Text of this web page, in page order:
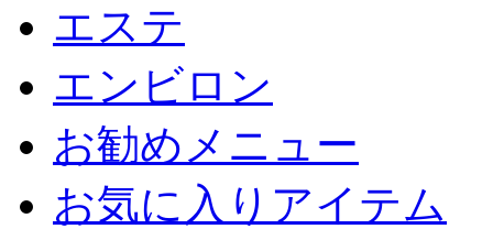
エステ
エンビロン
お勧めメニュー
お気に入りアイテム